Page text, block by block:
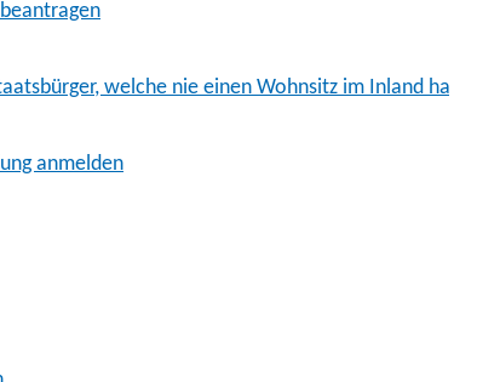
welche nie einen Wohnsitz im Inland hatten
anmelden